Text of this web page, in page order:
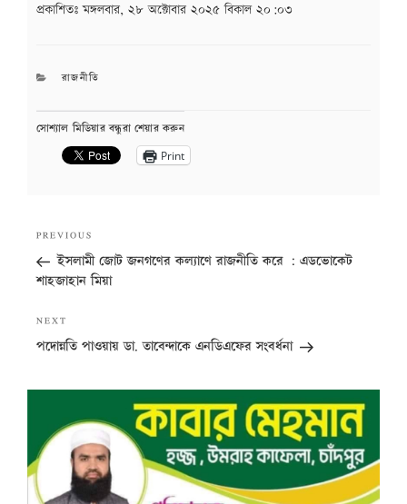
প্রকাশিতঃমঙ্গলবার, ২৮ অক্টোবার ২০২৫ বিকাল ২০:০৩
CATEGORIES
রাজনীতি
সোশ্যাল মিডিয়ার বন্ধুরা শেয়ার করুন
Print
navigation
Previous
Post
PREVIOUS
ইসলামী জোট জনগণের কল্যাণে রাজনীতি করে : এডভোকেট
শাহজাহান মিয়া
Next
Post
NEXT
পদোন্নতি পাওয়ায় ডা. তাবেন্দাকে এনডিএফের সংবর্ধনা